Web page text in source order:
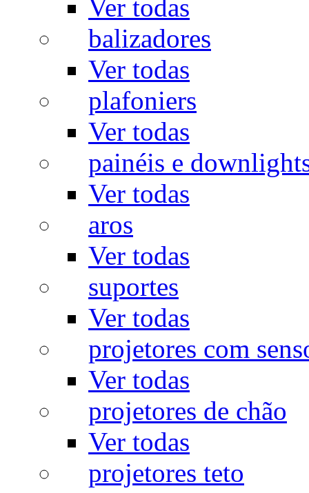
Ver todas
balizadores
Ver todas
plafoniers
Ver todas
painéis e
Ver todas
aros
Ver todas
suportes
Ver todas
projetores com
Ver todas
projetores de chão
Ver todas
projetores teto